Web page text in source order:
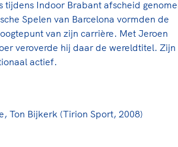
Indoor Brabant afscheid
Spelen van Barcelona vormden de
van zijn carrière. Met Jeroen
veroverde hij daar de wereldtitel. Zijn
actief.
Ton Bijkerk (Tirion Sport, 2008)